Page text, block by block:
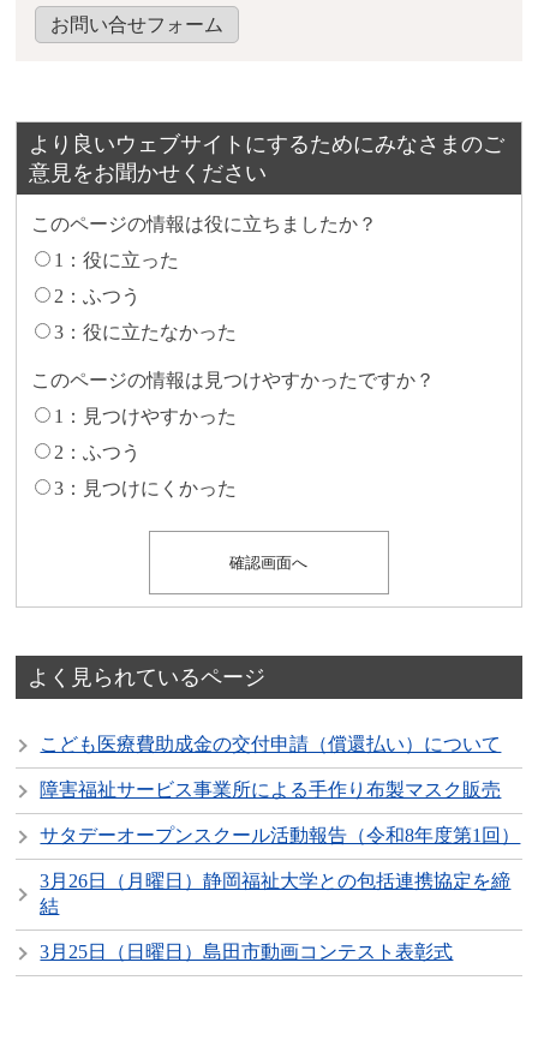
お問い合せフォーム
より良いウェブサイトにするためにみなさまのご
意見をお聞かせください
このページの情報は役に立ちましたか？
1：役に立った
2：ふつう
3：役に立たなかった
このページの情報は見つけやすかったですか？
1：見つけやすかった
2：ふつう
3：見つけにくかった
よく見られているページ
こども医療費助成金の交付申請（償還払い）について
障害福祉サービス事業所による手作り布製マスク販売
サタデーオープンスクール活動報告（令和8年度第1回）
3月26日（月曜日）静岡福祉大学との包括連携協定を締
結
3月25日（日曜日）島田市動画コンテスト表彰式